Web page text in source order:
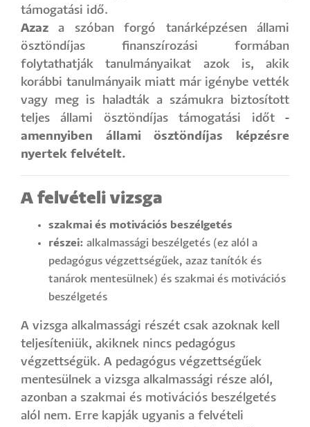
támogatási idő.
Azaza szóban forgó tanárképzésen állami
ösztöndíjas finanszírozási formában
folytathatják tanulmányaikat azok is, akik
korábbi tanulmányaik miatt már igénybe vették
vagy meg is haladták a számukra biztosított
teljes állami ösztöndíjas támogatási időt -
amennyiben állami ösztöndíjas képzésre
nyertek felvételt.
A felvételi vizsga
szakmai és motivációs beszélgetés
részei: alkalmassági beszélgetés (ez alól a
pedagógus végzettségűek, azaz tanítók és
tanárok mentesülnek) és szakmai és motivációs
beszélgetés
A vizsga alkalmassági részét csak azoknak kell
teljesíteniük, akiknek nincs pedagógus
végzettségük. A pedagógus végzettségűek
mentesülnek a vizsga alkalmassági része alól,
azonban a szakmai és motivációs beszélgetés
alól nem. Erre kapják ugyanis a felvételi